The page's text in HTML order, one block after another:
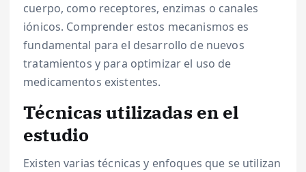
cuerpo, como receptores, enzimas o canales
iónicos. Comprender estos mecanismos es
fundamental para el desarrollo de nuevos
tratamientos y para optimizar el uso de
medicamentos existentes.
Técnicas utilizadas en el
estudio
Existen varias técnicas y enfoques que se utilizan